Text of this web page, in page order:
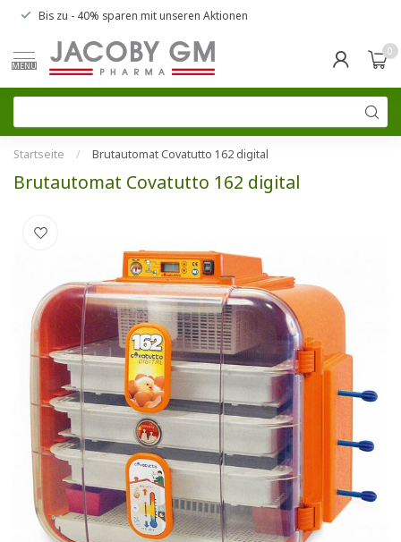
Bis zu - 40% sparen mit unseren Aktionen
MENU
0
Startseite / Brutautomat Covatutto 162 digital
Brutautomat Covatutto 162 digital